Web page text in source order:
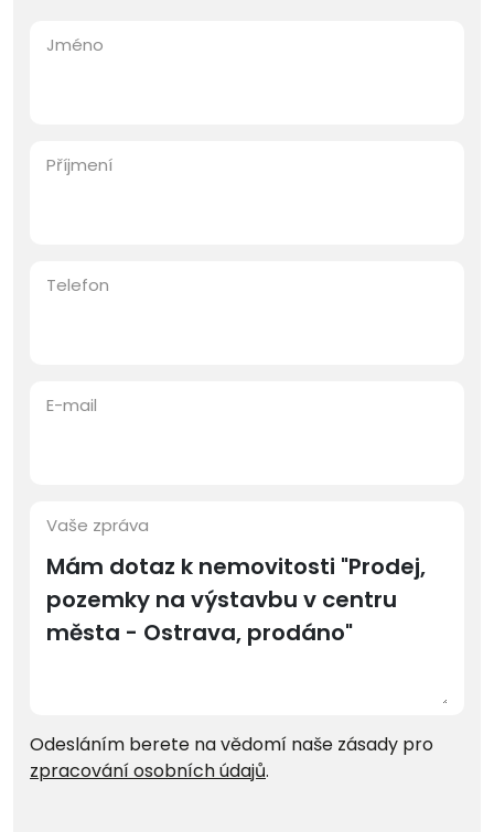
Jméno
Příjmení
Telefon
E-mail
Vaše zpráva
Odesláním berete na vědomí naše zásady pro
zpracování osobních údajů.